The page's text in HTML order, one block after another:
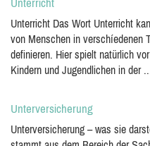
Unterricht
Unterricht Das Wort Unterricht
von Menschen in verschíedenen
definieren. Hier spielt natürlich
Kindern und Jugendlichen in der
Unterversicherung
Unterversicherung – was sie